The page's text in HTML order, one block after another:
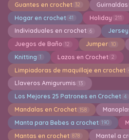
Guantes en crochet 32 Guirnaldas
Hogar en crochet 41 Holiday 211
Indiviaduales en crochet 6
Juegos de Baño 12 Jumper 10
Knitting 1 Lazos en Crochet 2
Limpiadoras de maquillaje en crochet
Llaveros Amigurumis 13
Los Mejores 25 Patrones en Crochet 4
Mandalas en Crochet 158
Manta para Bebes a crochet 190
Mantas en crochet 878 Mantel a